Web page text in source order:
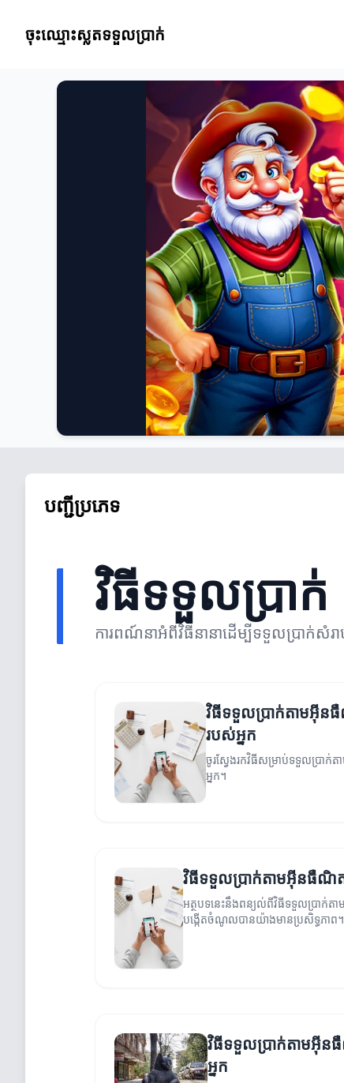
ចុះឈ្មោះស្លតទទួលប្រាក់
បញ្ជីប្រភេទ
វិធីទទួលប្រាក់
ការពណ៍នាអំពីវិធីនានាដើម្បីទទួលប្រាក់សំរ
វិធីទទួលប្រាក់តាមអ៊ីន
របស់អ្នក
ចូរ​ស្វែង​រក​វិធីសម្រាប់ទទួលប្រា
អ្នក។
វិធីទទួលប្រាក់តាមអ៊ីនធឺណិត
អត្ថបទនេះនឹងពន្យល់ពីវិធីទទួលប្រាក់ត
បង្កើតចំណូលបានយ៉ាងមានប្រសិទ្ធភាព។
វិធីទទួលប្រាក់តាមអ៊ី
អ្នក